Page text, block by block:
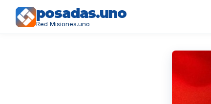
posadas.uno
Red Misiones.uno